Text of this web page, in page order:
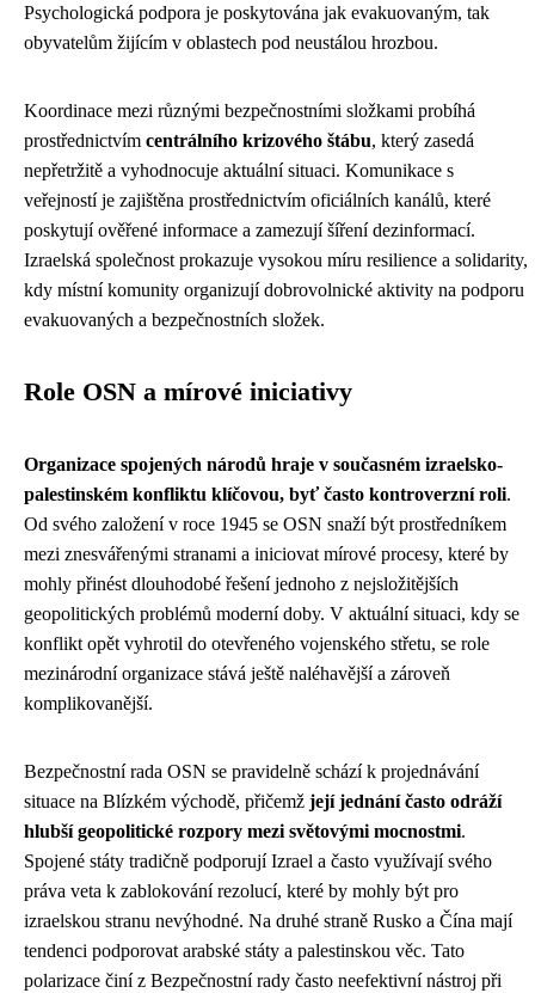
Psychologická podpora je poskytována jak evakuovaným, tak
obyvatelům žijícím v oblastech pod neustálou hrozbou.
Koordinace mezi různými bezpečnostními složkami probíhá
prostřednictvím centrálního krizového štábu, který zasedá
nepřetržitě a vyhodnocuje aktuální situaci. Komunikace s
veřejností je zajištěna prostřednictvím oficiálních kanálů, které
poskytují ověřené informace a zamezují šíření dezinformací.
Izraelská společnost prokazuje vysokou míru resilience a solidarity,
kdy místní komunity organizují dobrovolnické aktivity na podporu
evakuovaných a bezpečnostních složek.
Role OSN a mírové iniciativy
Organizace spojených národů hraje v současném izraelsko-
palestinském konfliktu klíčovou, byť často kontroverzní roli.
Od svého založení v roce 1945 se OSN snaží být prostředníkem
mezi znesvářenými stranami a iniciovat mírové procesy, které by
mohly přinést dlouhodobé řešení jednoho z nejsložitějších
geopolitických problémů moderní doby. V aktuální situaci, kdy se
konflikt opět vyhrotil do otevřeného vojenského střetu, se role
mezinárodní organizace stává ještě naléhavější a zároveň
komplikovanější.
Bezpečnostní rada OSN se pravidelně schází k projednávání
situace na Blízkém východě, přičemž její jednání často odráží
hlubší geopolitické rozpory mezi světovými mocnostmi.
Spojené státy tradičně podporují Izrael a často využívají svého
práva veta k zablokování rezolucí, které by mohly být pro
izraelskou stranu nevýhodné. Na druhé straně Rusko a Čína mají
tendenci podporovat arabské státy a palestinskou věc. Tato
polarizace činí z Bezpečnostní rady často neefektivní nástroj při